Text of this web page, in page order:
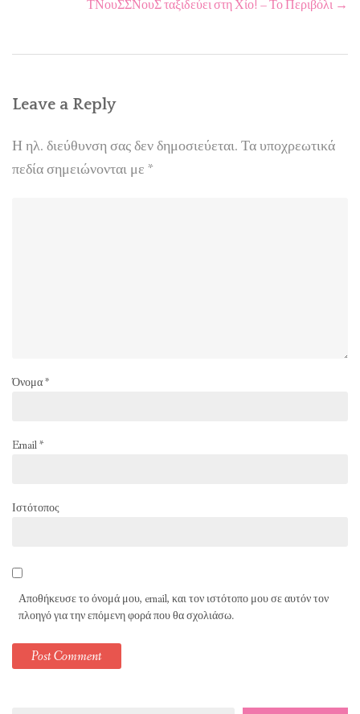
ΤΝουΣΣΝουΣ ταξιδεύει στη Χίο! – Το Περιβόλι →
Leave a Reply
Η ηλ. διεύθυνση σας δεν δημοσιεύεται. Τα υποχρεωτικά
πεδία σημειώνονται με *
Όνομα*
Email*
Ιστότοπος
Αποθήκευσε το όνομά μου, email, και τον ιστότοπο μου σε αυτόν τον
πλοηγό για την επόμενη φορά που θα σχολιάσω.